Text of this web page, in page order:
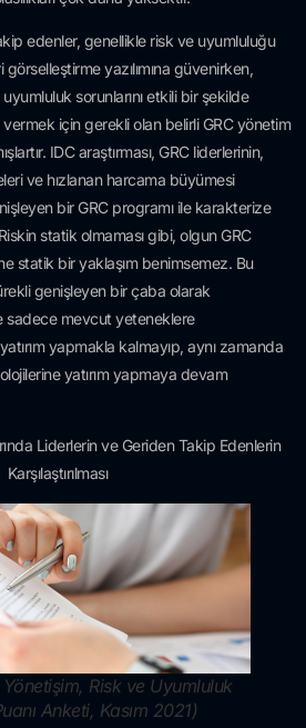
edenler, genellikle risk ve uyumluluğu
yazılımına güvenirken,
sorunlarını etkili bir şekilde
için gerekli olan belirli GRC yönetim
IDC araştırması, GRC liderlerinin,
ve hızlanan harcama büyümesi
bir GRC programı ile karakterize
statik olmaması gibi, olgun GRC
statik bir yaklaşım benimsemez. Bu
genişleyen bir çaba olarak
mevcut yeteneklere
yapmakla kalmayıp, aynı zamanda
yatırım yapmaya devam
Liderlerin ve Geriden Takip Edenlerin
Karşılaştırılması
Risk ve Uyumluluk
Anketi, Kasım 2021)